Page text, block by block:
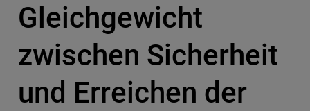
Gleichgewicht
zwischen Sicherheit
und Erreichen der